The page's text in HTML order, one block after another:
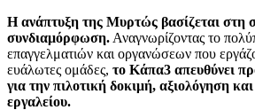
Η ανάπτυξη της Μυρτώς βασίζεται στη
συνδιαμόρφωση. Αναγνωρίζοντας το
επαγγελματιών και οργανώσεων που
ευάλωτες ομάδες, το Κάπα3 απευθύνει
για την πιλοτική δοκιμή, αξιολόγηση
εργαλείου.